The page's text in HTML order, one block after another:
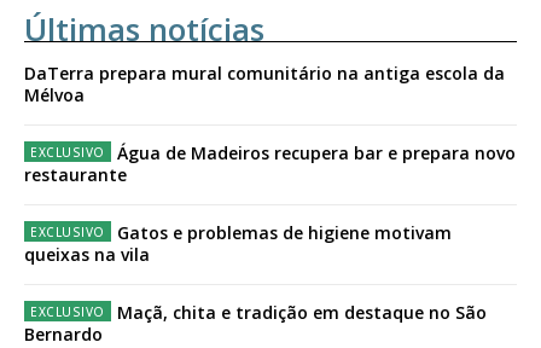
Últimas notícias
DaTerra prepara mural comunitário na antiga escola da
Mélvoa
Água de Madeiros recupera bar e prepara novo
restaurante
Gatos e problemas de higiene motivam
queixas na vila
Maçã, chita e tradição em destaque no São
Bernardo